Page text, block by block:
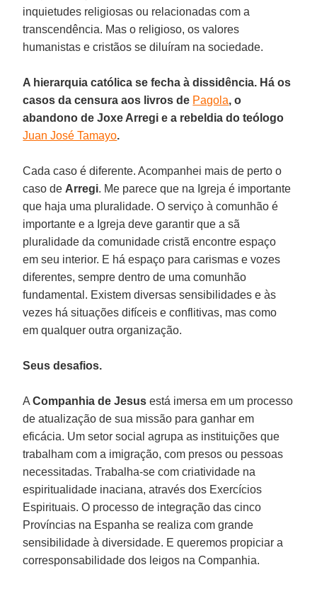
inquietudes religiosas ou relacionadas com a
transcendência. Mas o religioso, os valores
humanistas e cristãos se diluíram na sociedade.
A hierarquia católica se fecha à dissidência. Há os
casos da censura aos livros de Pagola, o
abandono de Joxe Arregi e a rebeldia do teólogo
Juan José Tamayo.
Cada caso é diferente. Acompanhei mais de perto o
caso de Arregi. Me parece que na Igreja é importante
que haja uma pluralidade. O serviço à comunhão é
importante e a Igreja deve garantir que a sã
pluralidade da comunidade cristã encontre espaço
em seu interior. E há espaço para carismas e vozes
diferentes, sempre dentro de uma comunhão
fundamental. Existem diversas sensibilidades e às
vezes há situações difíceis e conflitivas, mas como
em qualquer outra organização.
Seus desafios.
ACompanhia de Jesus está imersa em um processo
de atualização de sua missão para ganhar em
eficácia. Um setor social agrupa as instituições que
trabalham com a imigração, com presos ou pessoas
necessitadas. Trabalha-se com criatividade na
espiritualidade inaciana, através dos Exercícios
Espirituais. O processo de integração das cinco
Províncias na Espanha se realiza com grande
sensibilidade à diversidade. E queremos propiciar a
corresponsabilidade dos leigos na Companhia.